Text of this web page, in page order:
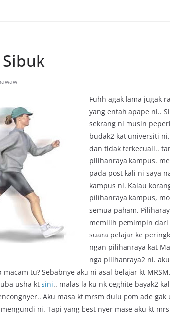
Fuhh agak lama jugak
yang entah apape ni..
sekrang ni musin
budak2 kat universiti
dan tidak terkecuali..
pilihanraya kampus.
pada post kali ni saya
kampus ni. Kalau
pilihanraya kampus,
semua paham.
memilih pemimpin dari
suara pelajar ke
ngan pilihanraya kat
nga pilihanraya2 ni.
tu? Sebabnye aku ni asal belajar kt
usha kt sini.. malas la ku nk ceghite bayak2
Aku masa kt mrsm dulu pom ade
ni. Tapi yang best nyer mase aku kt